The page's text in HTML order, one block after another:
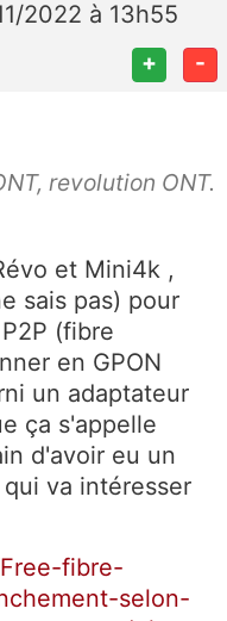
2022 à 13h55
+ -
revolution ONT.
et Mini4k ,
sais pas) pour
(fibre
en GPON
un adaptateur
ça s'appelle
d'avoir eu un
va intéresser
fibre-
selon-